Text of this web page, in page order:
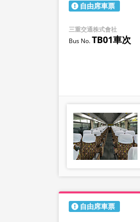
自由席車票
三重交通株式會社
TB01車次
自由席車票